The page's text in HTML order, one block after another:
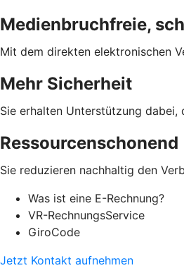
Medienbruchfreie,
Mit dem direkten elektronischen
Mehr Sicherheit
Sie erhalten Unterstützung
Ressourcenschonend
Sie reduzieren nachhaltig den
Was ist eine E-Rechnung?
VR-RechnungsService
GiroCode
Jetzt Kontakt aufnehmen